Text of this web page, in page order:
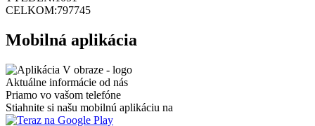
CELKOM:797745
Mobilná aplikácia
Aktuálne informácie od nás
Priamo vo vašom telefóne
Stiahnite si našu mobilnú aplikáciu na